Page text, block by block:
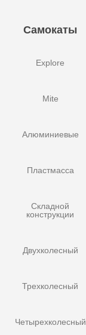
Самокаты
Explore
Mite
Алюминиевые
Пластмасса
Складной
конструкции
Двухколесный
Трехколесный
Четырехколесный